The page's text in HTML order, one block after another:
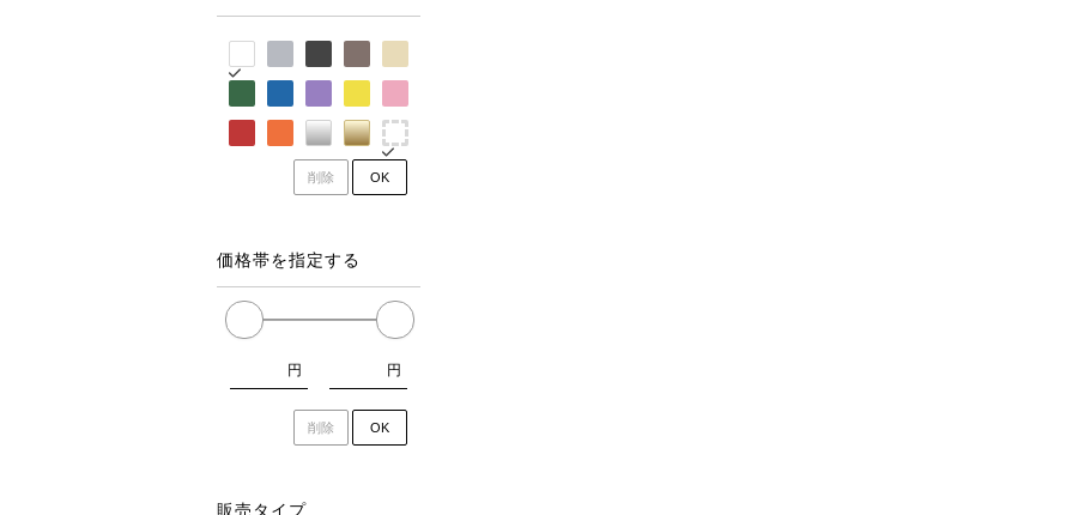
削除 OK
価格帯を指定する
円 円
削除 OK
販売タイプ